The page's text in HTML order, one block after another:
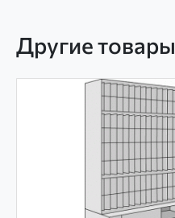
Другие товары